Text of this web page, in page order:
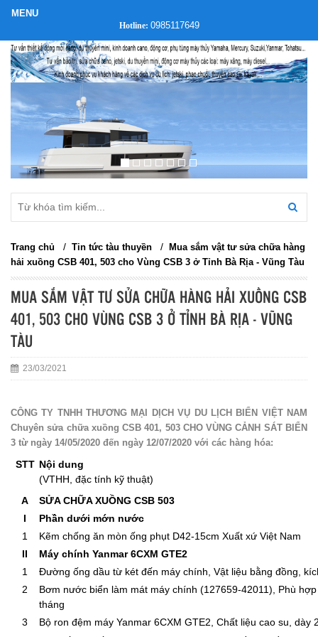
Hotline: 0985117649
Trang chủ / Tin tức tàu thuyền /
Mua sắm vật tư sửa chữa hàng
hải xuồng CSB 401, 503 cho Vùng CSB 3 ở Tỉnh Bà Rịa - Vũng Tàu
MUA SẮM VẬT TƯ SỬA CHỮA HÀNG HẢI XUỒNG CSB
401, 503 CHO VÙNG CSB 3 Ở TỈNH BÀ RỊA - VŨNG
TÀU
23/03/2021
CÔNG TY TNHH THƯƠNG MẠI DỊCH VỤ DU LỊCH BIỂN VIỆT NAM
Chuyên sửa chữa xuồng CSB 401, 503 CHO VÙNG CẢNH SÁT BIỂN
3 từ ngày 14/05/2020 đến ngày 12/07/2020 với các hàng hóa:
STT Nội dung
(VTHH, đặc tính kỹ thuật)
A
SỬA CHỮA XUỒNG CSB 503
I
Phần dưới mớn nước
1
Kẽm chống ăn mòn ống phụt D42-15cm Xuất xứ Việt Nam
II
Máy chính Yanmar 6CXM GTE2
1
Đường ống dầu từ két đến máy chính, Vật liệu bằng đồng,
2
Bơm nước biển làm mát máy chính (127659-42011), Phù
tháng
3
Bộ ron đệm máy Yanmar 6CXM GTE2, Chất liệu cao su,